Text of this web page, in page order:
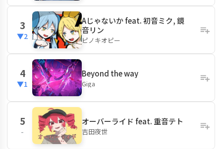
3
▼2
Aじゃないか feat. 初音ミク, 鏡
音リン
ピノキオピー
4
▼1
Beyond the way
Giga
5
-
オーバーライド feat. 重音テト
吉田夜世